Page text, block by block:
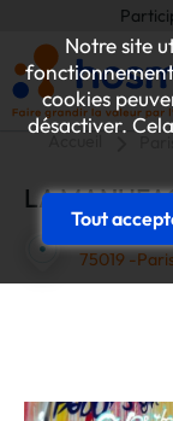
Notre site
cookies
désactiver.
Tout
Accueil
LA
16 Rue Mathis
75019 -